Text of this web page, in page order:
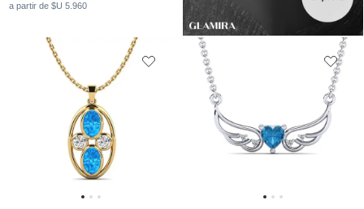
a partir de $U 5.960